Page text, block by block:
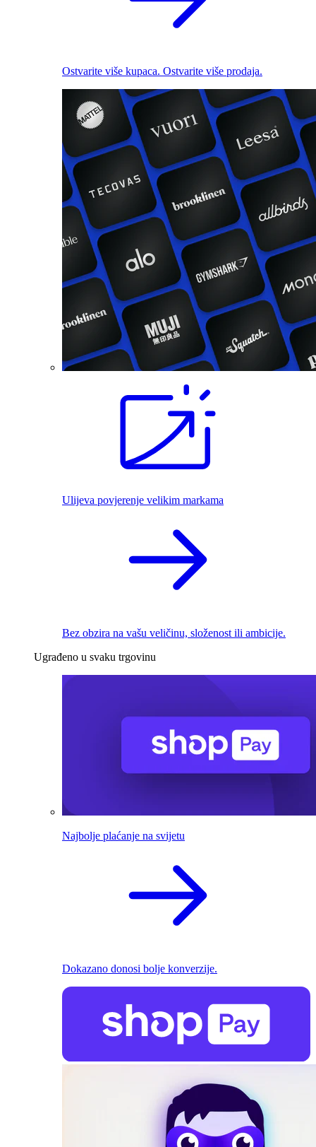
Ostvarite više kupaca. Ostvarite više prodaja.
Ulijeva povjerenje velikim markama
Bez obzira na vašu veličinu, složenost ili ambicije.
Ugrađeno u svaku trgovinu
Najbolje plaćanje na svijetu
Dokazano donosi bolje konverzije.